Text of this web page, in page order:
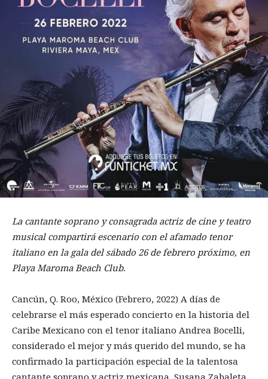
La cantante soprano y consagrada actriz de cine y teatro
musical compartirá escenario con el afamado tenor
italiano en la gala del sábado 26 de febrero próximo, en
Playa Maroma Beach Club.
Cancún, Q. Roo, México (Febrero, 2022) A días de
celebrarse el más esperado concierto en la historia del
Caribe Mexicano con el tenor italiano Andrea Bocelli,
considerado el mejor y más querido del mundo, se ha
confirmado la participación especial de la talentosa